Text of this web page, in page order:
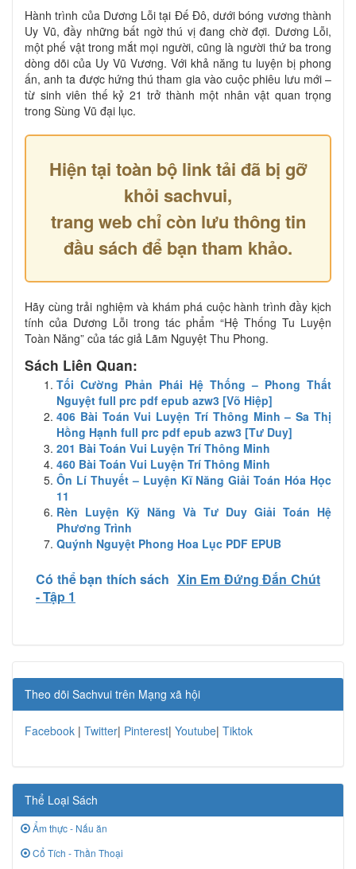
Hành trình của Dương Lỗi tại Đế Đô, dưới bóng vương thành
Uy Vũ, đầy những bất ngờ thú vị đang chờ đợi. Dương Lỗi,
một phế vật trong mắt mọi người, cũng là người thứ ba trong
dòng dõi của Uy Vũ Vương. Với khả năng tu luyện bị phong
ấn, anh ta được hứng thú tham gia vào cuộc phiêu lưu mới –
từ sinh viên thế kỷ 21 trở thành một nhân vật quan trọng
trong Sùng Vũ đại lục.
Hiện tại toàn bộ link tải đã bị gỡ
khỏi sachvui,
trang web chỉ còn lưu thông tin
đầu sách để bạn tham khảo.
Hãy cùng trải nghiệm và khám phá cuộc hành trình đầy kịch
tính của Dương Lỗi trong tác phẩm “Hệ Thống Tu Luyện
Toàn Năng” của tác giả Lãm Nguyệt Thu Phong.
Sách Liên Quan:
Tối Cường Phản Phái Hệ Thống – Phong Thất
Nguyệt full prc pdf epub azw3 [Võ Hiệp]
406 Bài Toán Vui Luyện Trí Thông Minh – Sa Thị
Hồng Hạnh full prc pdf epub azw3 [Tư Duy]
201 Bài Toán Vui Luyện Trí Thông Minh
460 Bài Toán Vui Luyện Trí Thông Minh
Ôn Lí Thuyết – Luyện Kĩ Năng Giải Toán Hóa Học
11
Rèn Luyện Kỹ Năng Và Tư Duy Giải Toán Hệ
Phương Trình
Quýnh Nguyệt Phong Hoa Lục PDF EPUB
Có thể bạn thích sách Xin Em Đứng Đắn Chút
- Tập 1
Theo dõi Sachvui trên Mạng xã hội
Facebook | Twitter| Pinterest| Youtube| Tiktok
Thể Loại Sách
Ẩm thực - Nấu ăn
Cổ Tích - Thần Thoại